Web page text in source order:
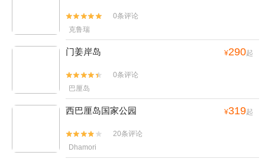


0条评论
克鲁瑞
门姜岸岛 ¥290起


0条评论
巴厘岛
西巴厘岛国家公园 ¥319起


20条评论
Dhamori